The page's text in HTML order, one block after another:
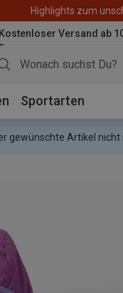
Dynafit
Kostenloser Versand ab
Euro
Sportarten
gewünschte Artikel nicht